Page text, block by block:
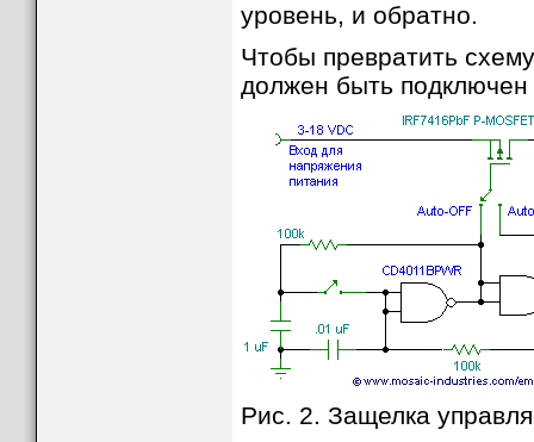
уровень, и обратно.
Чтобы превратить
должен быть подключен
Рис. 2. Защелка